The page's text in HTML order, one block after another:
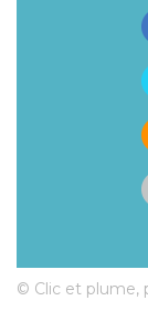
© Clic et plume,